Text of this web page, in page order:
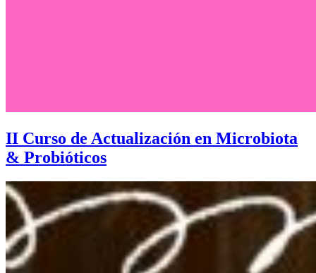
II Curso de Actualización en Microbiota
& Probióticos